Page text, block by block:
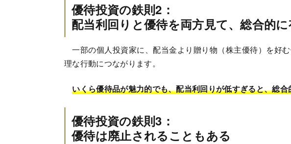
優待投資の鉄則2：
配当利回りと優待を両方見て、総合的
一部の個人投資家に、配当金より贈り物（株主優待）を好
理な行動につながります。
いくら優待品が魅力的でも、配当利回りが低すぎると、総
優待投資の鉄則3：
優待は廃止されることもある